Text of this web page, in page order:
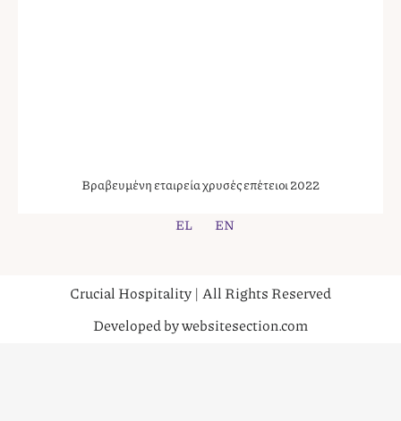
Βραβευμένη εταιρεία χρυσές επέτειοι 2022
EL EN
Crucial Hospitality | All Rights Reserved
Developed by websitesection.com